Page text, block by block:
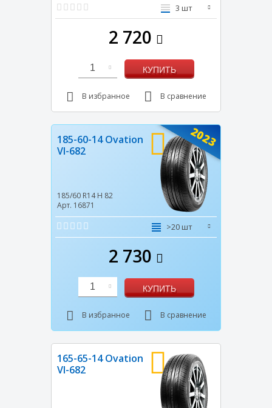
3 шт
2 720
1 КУПИТЬ
В избранное В сравнение
2023
185-60-14 Ovation
VI-682
185/60 R14 H 82
Арт. 16871
>20 шт
2 730
1 КУПИТЬ
В избранное В сравнение
165-65-14 Ovation
VI-682